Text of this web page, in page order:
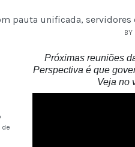
pauta unificada,
BY
de
Próximas reuniões
Perspectiva é que
Veja no